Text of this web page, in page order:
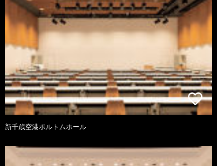
新千歳空港ポルトムホール